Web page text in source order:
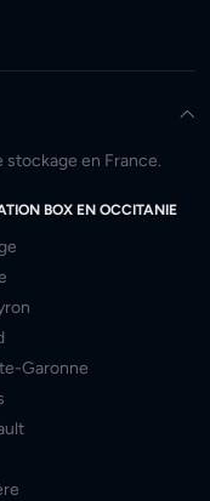
stockage en France.
BOX EN OCCITANIE
Garonne